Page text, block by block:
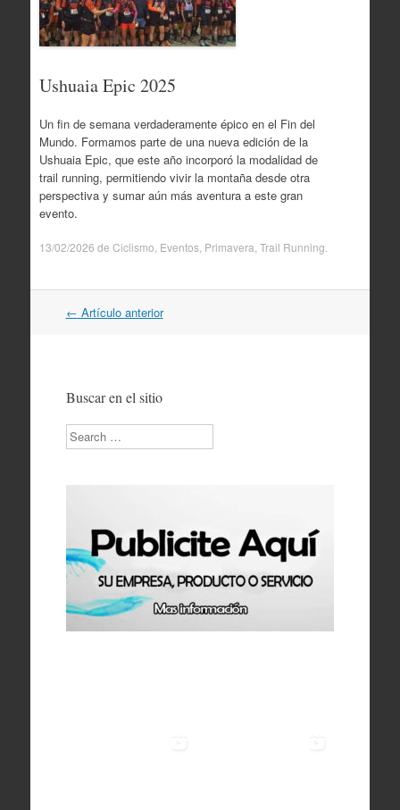
Ushuaia Epic 2025
Un fin de semana verdaderamente épico en el Fin del
Mundo. Formamos parte de una nueva edición de la
Ushuaia Epic, que este año incorporó la modalidad de
trail running, permitiendo vivir la montaña desde otra
perspectiva y sumar aún más aventura a este gran
evento.
13/02/2026 de Ciclismo Eventos, Primavera Trail Running
Navegación
← Artículo anterior
Buscar en el sitio
Search